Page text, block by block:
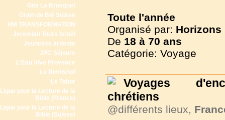
Gite Le Brusquet
Grain de Blé Suisse
HM TRANSFORMATION
Jeremiah Tours Israël
Jeunesse ardente
JPC Séjours
L'Eau Vive Provence
Le Rimlishof
Le Tabor
Ligue pour la Lecture de la
Bible (France)
Ligue pour la Lecture de la
Bible (Suisse)
Toute l'année
Organisé par: Horizons
De 18 à 70 ans
Catégorie: Voyage
Voyages
chrétiens
@différents lieux,